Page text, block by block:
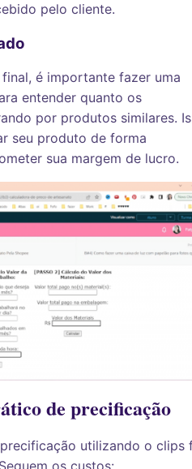
pelo cliente.
é importante fazer uma
entender quanto os
por produtos similares.
seu produto de forma
sua margem de lucro.
de precificação
utilizando o clips